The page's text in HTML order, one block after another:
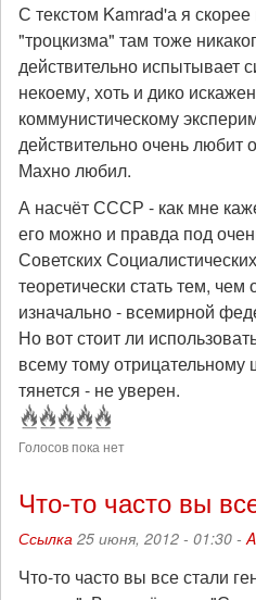
С текстом Kamrad'а я скорее
"троцкизма" там тоже
действительно испытывает
некоему, хоть и дико
коммунистическому
действительно очень любит
Махно любил.
А насчёт СССР - как мне
его можно и правда под
Советских
теоретически стать тем,
изначально - всемирной
Но вот стоит ли
всему тому
тянется - не уверен.
Голосов пока нет
Что-то часто вы
Ссылка 25 июня, 2012 - 01:30 -
Что-то часто вы все стали